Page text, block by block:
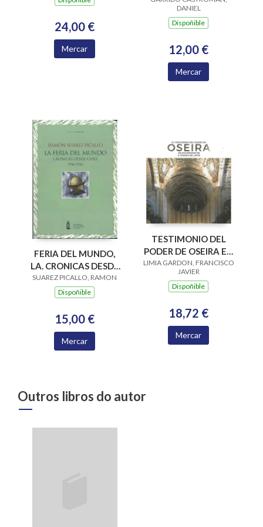
24,00 €
Mercar
ULLA, UN DON
DANIEL
Dispoñible
12,00 €
Mercar
FERIA DEL MUNDO,
LA. CRONICAS DESDE
CHILE 1942-1956
SUAREZ PICALLO, RAMON
Dispoñible
15,00 €
Mercar
TESTIMONIO DEL
PODER DE OSEIRA EN
SUS PRIORATOS A
TRAVES DEL ARTE
LIMIA GARDON, FRANCISCO
JAVIER
Dispoñible
18,72 €
Mercar
Outros libros do autor